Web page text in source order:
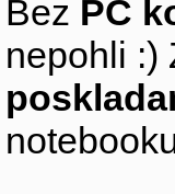
Bez PC
nepohli :)